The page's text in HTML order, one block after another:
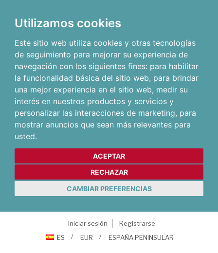
Utilizamos cookies
Este sitio web utiliza cookies y otras tecnologías
de seguimiento para mejorar su experiencia de
navegación con los siguientes fines: para habilitar
la funcionalidad básica del sitio web, para brindar
una mejor experiencia en el sitio web, medir su
interés en nuestros productos y servicios y
personalizar las interacciones de marketing, para
mostrar anuncios que sean más relevantes para
usted.
ACEPTAR
RECHAZAR
CAMBIAR PREFERENCIAS
Iniciar sesión
Registrarse
ES
EUR ESPAÑA PENINSULAR